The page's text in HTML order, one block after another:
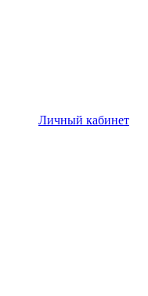
Личный кабинет